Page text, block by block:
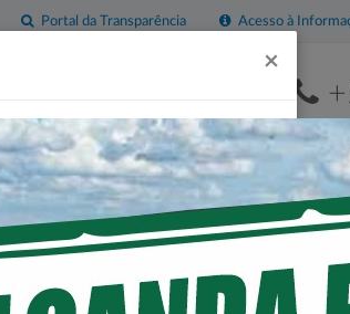
Acesso à
Portal da Transparência
2ª a 6ª
Contatos
Sala do
Empreendedor
×